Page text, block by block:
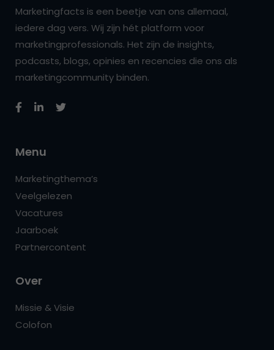
Marketingfacts is een beetje van ons allemaal,
iedere dag vers. Wij zijn hét platform voor
marketingprofessionals. Het zijn de insights,
podcasts, blogs, opinies en recencies die ons als
marketingcommunity binden.
Menu
Marketingthema’s
Veelgelezen
Vacatures
Jaarboek
Partnercontent
Over
Missie & Visie
Colofon